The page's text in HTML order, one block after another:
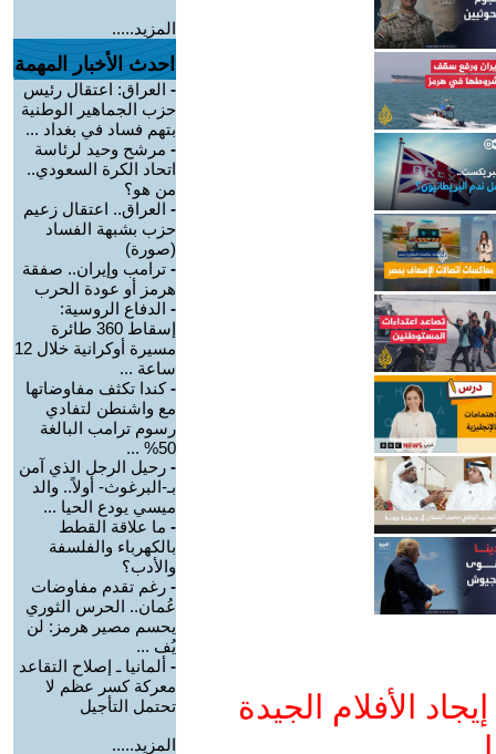
الأفلام الجيدة
المزيد.....
احدث الأخبار المهمة
- العراق: اعتقال رئيس
حزب الجماهير الوطنية
بتهم فساد في بغداد ...
- مرشح وحيد لرئاسة
اتحاد الكرة السعودي..
من هو؟
- العراق.. اعتقال زعيم
حزب بشبهة الفساد
(صورة)
- ترامب وإيران.. صفقة
هرمز أو عودة الحرب
- الدفاع الروسية:
إسقاط 360 طائرة
مسيرة أوكرانية خلال 12
ساعة ...
-كندا تكثف مفاوضاتها
مع واشنطن لتفادي
رسوم ترامب البالغة
50% ...
- رحيل الرجل الذي آمن
بـ-البرغوث- أولاً.. والد
ميسي يودع الحيا ...
- ما علاقة القطط
بالكهرباء والفلسفة
والأدب؟
- رغم تقدم مفاوضات
عُمان.. الحرس الثوري
يحسم مصير هرمز: لن
يُف ...
- ألمانيا ـ إصلاح التقاعد
معركة كسر عظم لا
تحتمل التأجيل
المزيد.....